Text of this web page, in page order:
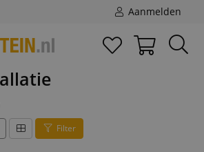
Aanmelden
Filter